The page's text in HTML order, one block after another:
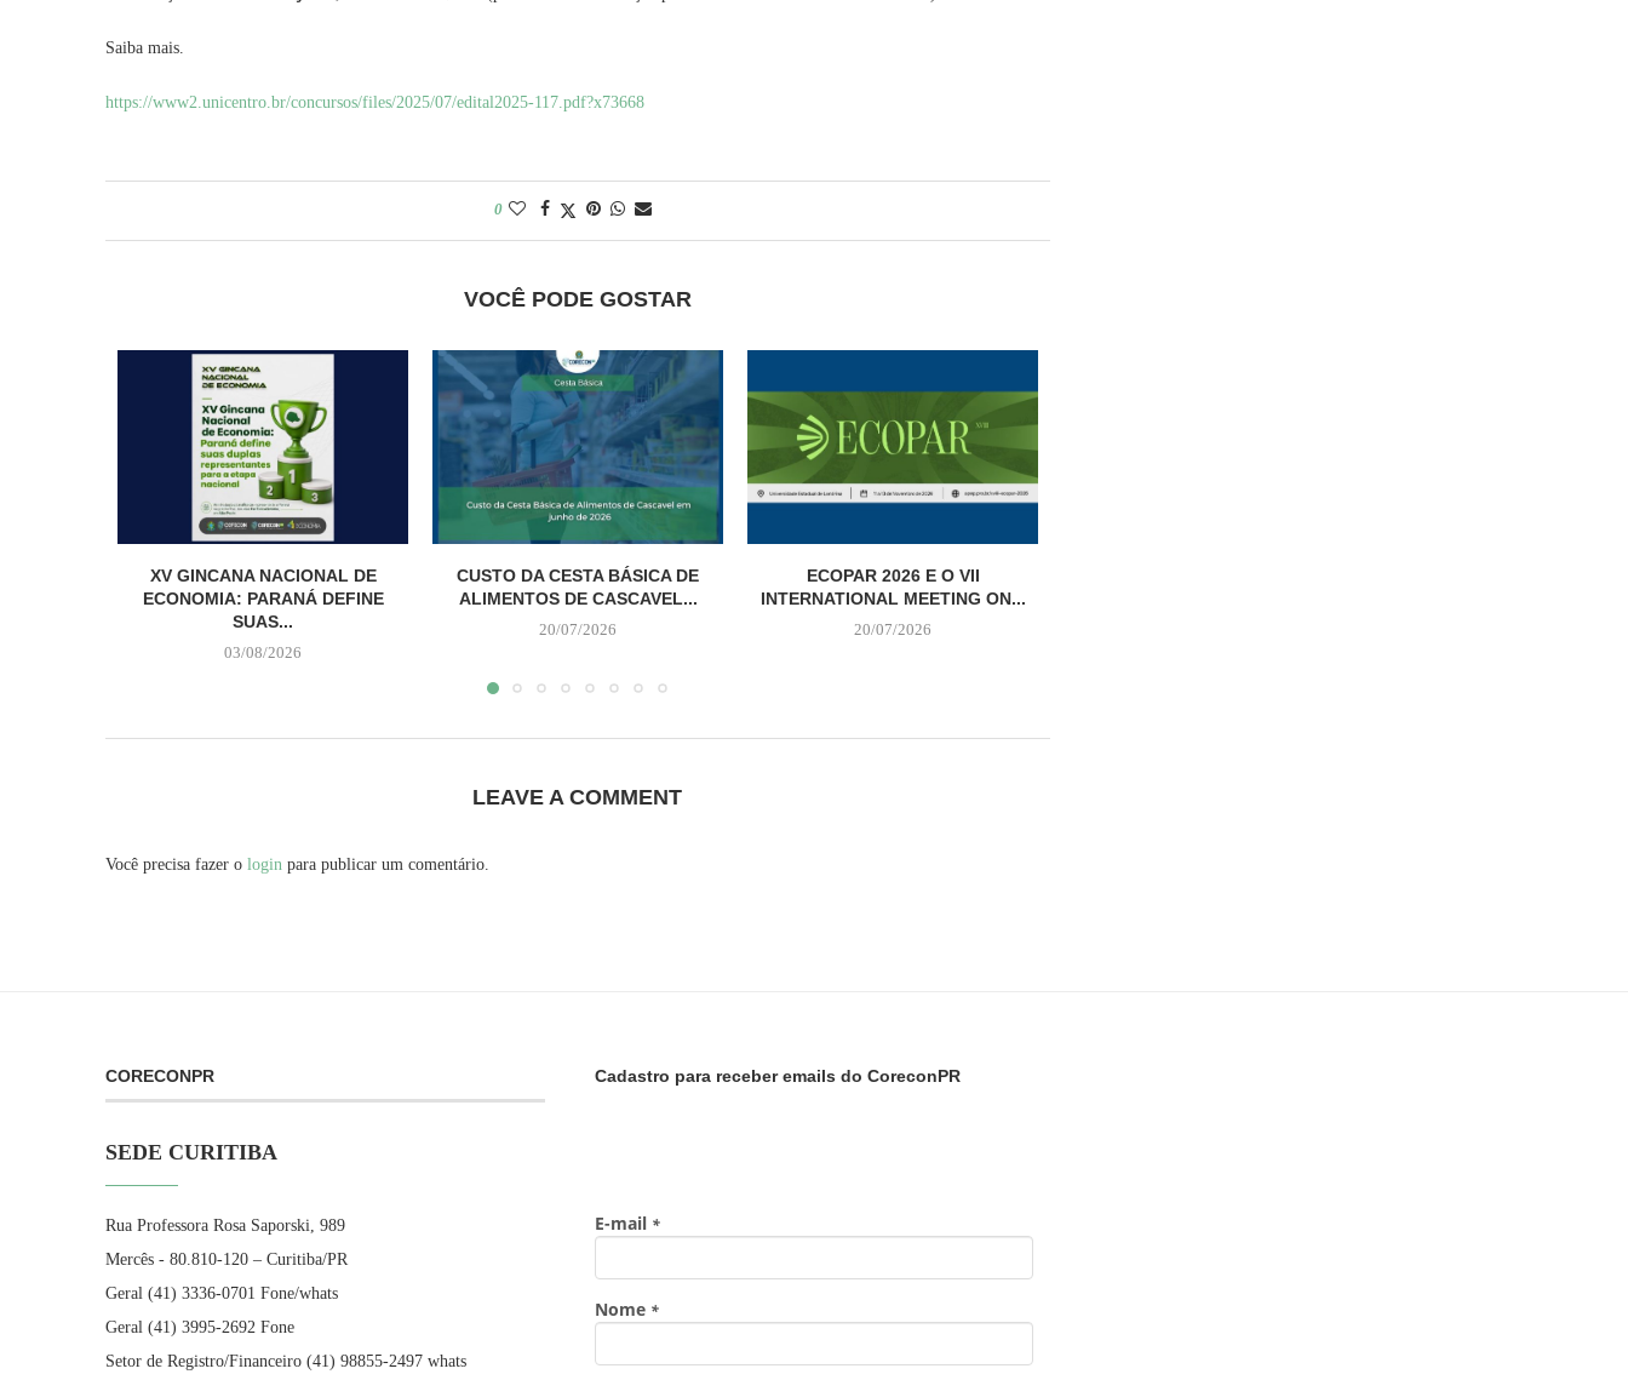
Saiba mais.
https://www2.unicentro.br/concursos/files/2025/07/edital2025-117.pdf?x73668
0
VOCÊ PODE GOSTAR
XV GINCANA NACIONAL DE
ECONOMIA: PARANÁ DEFINE
SUAS...
03/08/2026
CUSTO DA CESTA BÁSICA DE
ALIMENTOS DE CASCAVEL...
20/07/2026
ECOPAR 2026 E O VII
INTERNATIONAL MEETING ON...
20/07/2026
LEAVE A COMMENT
Você precisa fazer o login para publicar um comentário.
CORECONPR
SEDE CURITIBA
Rua Professora Rosa Saporski, 989
Mercês - 80.810-120 – Curitiba/PR
Geral (41) 3336-0701 Fone/whats
Geral (41) 3995-2692 Fone
Setor de Registro/Financeiro (41) 98855-2497 whats
Cadastro para receber emails do CoreconPR